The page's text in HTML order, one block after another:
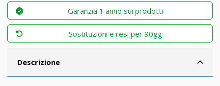
Garanzia 1 anno sui prodotti
Sostituzioni e resi per 90gg
Descrizione